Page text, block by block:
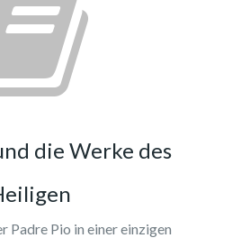
die Werke des
Padre Pio in einer einzigen